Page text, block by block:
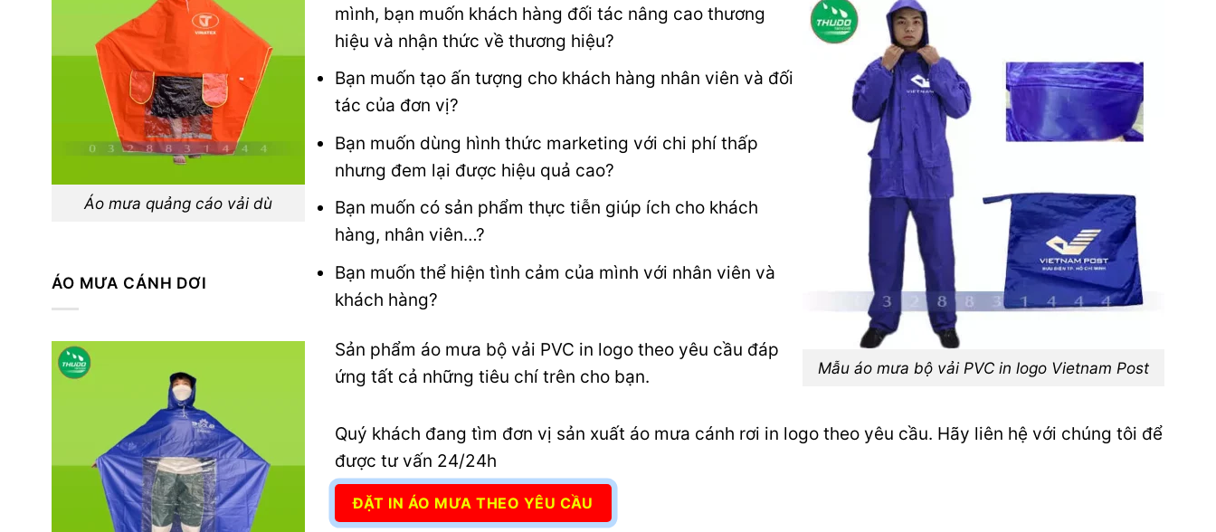
Áo mưa quảng cáo vải dù
ÁO MƯA CÁNH DƠI
mình, bạn muốn khách hàng đối tác nâng cao thương
hiệu và nhận thức về thương hiệu?
Bạn muốn tạo ấn tượng cho khách hàng nhân viên và đối
tác của đơn vị?
Bạn muốn dùng hình thức marketing với chi phí thấp
nhưng đem lại được hiệu quả cao?
Bạn muốn có sản phẩm thực tiễn giúp ích cho khách
hàng, nhân viên…?
Bạn muốn thể hiện tình cảm của mình với nhân viên và
khách hàng?
Sản phẩm áo mưa bộ vải PVC in logo theo yêu cầu đáp
ứng tất cả những tiêu chí trên cho bạn.
Mẫu áo mưa bộ vải PVC in logo Vietnam Post
Quý khách đang tìm đơn vị sản xuất áo mưa cánh rơi in logo theo yêu cầu. Hãy liên hệ với chúng tôi để
được tư vấn 24/24h
ĐẶT IN ÁO MƯA THEO YÊU CẦU